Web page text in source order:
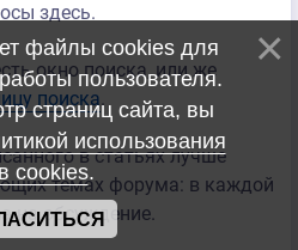
здесь.
окно поиска, или же
поиска.
в статьях лучше
темах форума: в каждой
на обсуждение.
файлы cookies для
пользователя.
страниц сайта, вы
использования
cookies.